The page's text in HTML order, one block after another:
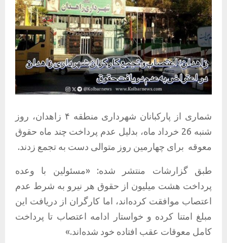
شماری از پارکبانان شهرداری منطقه ۴ زاهدان، روز
شنبه 26 خرداد ماه، بدلیل عدم پرداخت چند ماه حقوق
معوقه برای چهارمین روز متوالی دست به تجمع زدند.
طبق گزارشات منتشر شده: «مسئولین با وعده
پرداخت هشت میلیون از حقوق هر نیرو به شرط عدم
اعتصاب موافقت کرده‌اند، اما کارگران از دریافت این
مبلغ امتنا کرده‌ و خواستار ادامه اعتصاب تا پرداخت
کامل معوقات عقب افتاده خود شده‌اند.»